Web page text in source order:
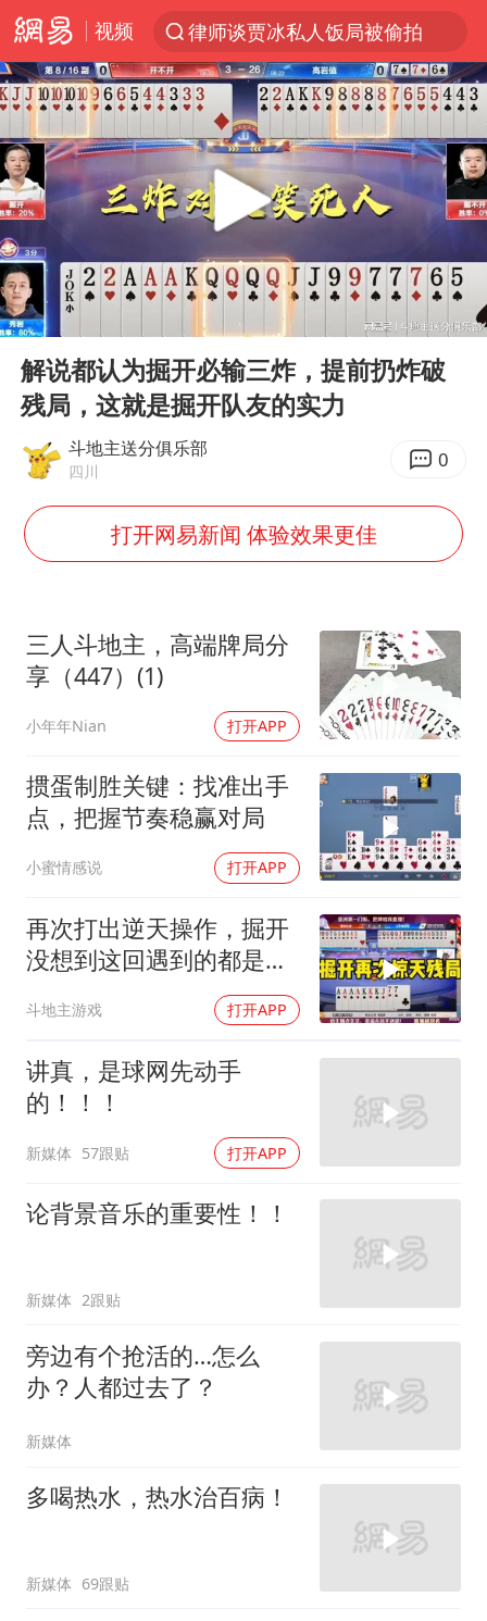
视频
律师谈贾冰私人饭局被偷拍
台风“白海豚”登陆 各地各部门全力应对
克雷桑回应绝杀津门虎
人形机器人第一股
江苏昆山升级发布暴雨红警
多地银行上调存款利率
上海地铁4条线路全线停运
4.2平卫生间补漏注胶花1.55万
武汉3名城管协管员殴打摊主被刑拘
白海豚路径图
宇树申购 中一签有望赚20万元
手机真会“偷听”我们说话吗
加沙约14万栋建筑被完全摧毁
5万小车卖不动 微型代步车集体遇冷
从科技创新看开局起步的时与势
Play
00:00
解说都认为掘开必输三炸，提前扔炸破
残局，这就是掘开队友的实力
斗地主送分俱乐部
四川 0
打开网易新闻 体验效果更佳
三人斗地主，高端牌局分
享（447）(1)
小年年Nian 打开APP
掼蛋制胜关键：找准出手
点，把握节奏稳赢对局
小蜜情感说 打开APP
再次打出逆天操作，掘开
没想到这回遇到的都是高
斗地主游戏 打开APP
讲真，是球网先动手
的！！！
新媒体 57跟贴 打开APP
论背景音乐的重要性！！
新媒体 2跟贴
旁边有个抢活的…怎么
办？人都过去了？
新媒体
多喝热水，热水治百病！
新媒体 69跟贴